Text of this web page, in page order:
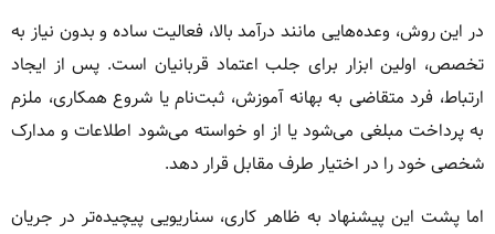
در این روش، وعده‌هایی مانند درآمد بالا، فعالیت ساده و بدون نیاز به
تخصص، اولین ابزار برای جلب اعتماد قربانیان است. پس از ایجاد
ارتباط، فرد متقاضی به بهانه آموزش، ثبت‌نام یا شروع همکاری، ملزم
به پرداخت مبلغی می‌شود یا از او خواسته می‌شود اطلاعات و مدارک
شخصی خود را در اختیار طرف مقابل قرار دهد.
اما پشت این پیشنهاد به ظاهر کاری، سناریویی پیچیده‌تر در جریان